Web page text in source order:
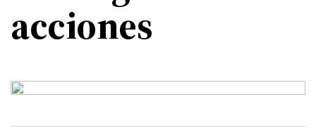
acciones